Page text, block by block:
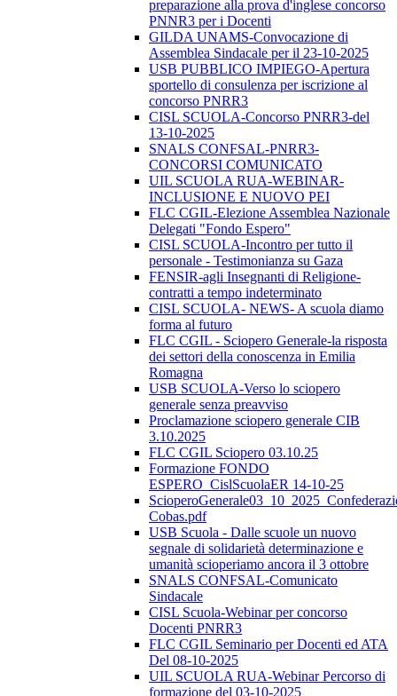
preparazione alla prova d'inglese concorso
PNNR3 per i Docenti
GILDA UNAMS-Convocazione di
Assemblea Sindacale per il 23-10-2025
USB PUBBLICO IMPIEGO-Apertura
sportello di consulenza per iscrizione al
concorso PNRR3
CISL SCUOLA-Concorso PNRR3-del
13-10-2025
SNALS CONFSAL-PNRR3-
CONCORSI COMUNICATO
UIL SCUOLA RUA-WEBINAR-
INCLUSIONE E NUOVO PEI
FLC CGIL-Elezione Assemblea Nazionale
Delegati "Fondo Espero"
CISL SCUOLA-Incontro per tutto il
personale - Testimonianza su Gaza
FENSIR-agli Insegnanti di Religione-
contratti a tempo indeterminato
CISL SCUOLA- NEWS- A scuola diamo
forma al futuro
FLC CGIL - Sciopero Generale-la risposta
dei settori della conoscenza in Emilia
Romagna
USB SCUOLA-Verso lo sciopero
generale senza preavviso
Proclamazione sciopero generale CIB
3.10.2025
FLC CGIL Sciopero 03.10.25
Formazione FONDO
ESPERO_CislScuolaER 14-10-25
Cobas.pdf
USB Scuola - Dalle scuole un nuovo
segnale di solidarietà determinazione e
umanità scioperiamo ancora il 3 ottobre
SNALS CONFSAL-Comunicato
Sindacale
CISL Scuola-Webinar per concorso
Docenti PNRR3
FLC CGIL Seminario per Docenti ed ATA
Del 08-10-2025
UIL SCUOLA RUA-Webinar Percorso di
formazione del 03-10-2025